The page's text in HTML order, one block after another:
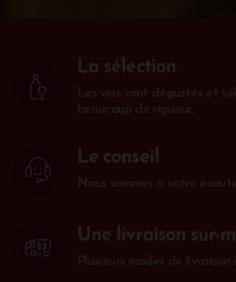
La sélection
Le conseil
Une livraison sur-